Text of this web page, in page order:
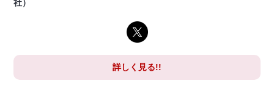
社）
詳しく見る!!